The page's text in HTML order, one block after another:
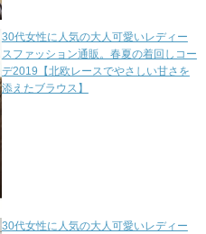
30代女性に人気の大人可愛いレディー
スファッション通販。春夏の着回しコー
デ2019【北欧レースでやさしい甘さを
添えたブラウス】
30代女性に人気の大人可愛いレディー